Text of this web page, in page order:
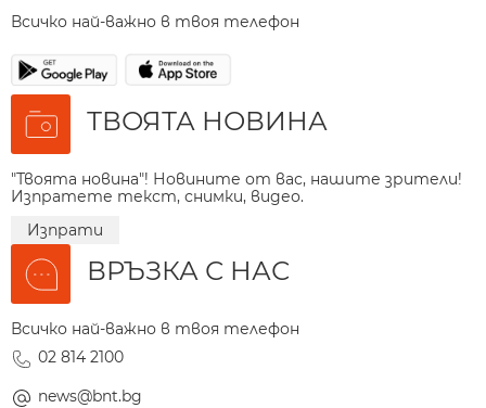
Всичко най-важно в твоя телефон
ТВОЯТА НОВИНА
"Твоята новина"! Новините от вас, нашите зрители!
Изпратете текст, снимки, видео.
Изпрати
ВРЪЗКА С НАС
Всичко най-важно в твоя телефон
02 814 2100
news@bnt.bg